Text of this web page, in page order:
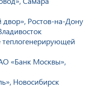
двор», Ростов-на-Дону
теплогенерирующей
«Банк Москвы»,
Новосибирск